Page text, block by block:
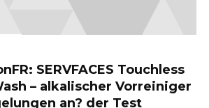
SERVFACES Touchless
– alkalischer Vorreiniger
an? der Test